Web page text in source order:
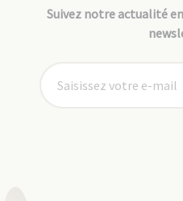
Suivez notre actualité